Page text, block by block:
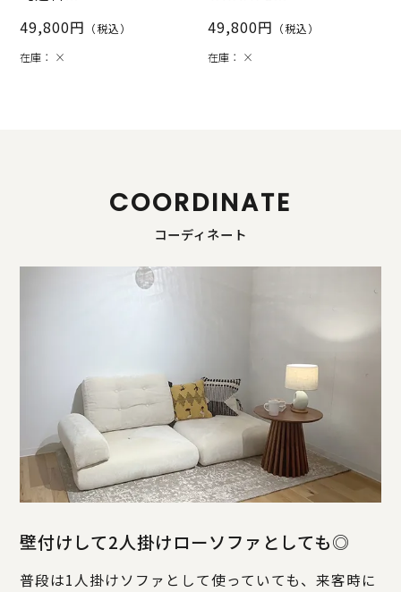
49,800円 （税込）
在庫： ×
49,800円 （税込）
在庫： ×
COORDINATE
コーディネート
壁付けして2人掛けローソファとしても◎
普段は1人掛けソファとして使っていても、来客時に